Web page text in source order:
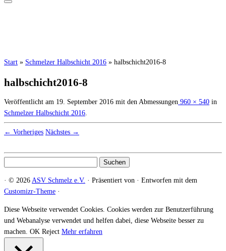
Start » Schmelzer Halbschicht 2016 » halbschicht2016-8
halbschicht2016-8
Veröffentlicht am 19. September 2016 mit den Abmessungen 960 × 540 in
Schmelzer Halbschicht 2016.
← Vorheriges Nächstes →
· © 2026 ASV Schmelz e.V. · Präsentiert von · Entworfen mit dem
Customizr-Theme ·
Diese Webseite verwendet Cookies. Cookies werden zur Benutzerführung
und Webanalyse verwendet und helfen dabei, diese Webseite besser zu
machen. OK Reject Mehr erfahren